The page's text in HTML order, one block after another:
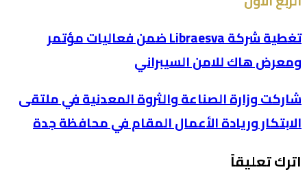
تغطية شركة Libraesva ضمن فعاليات مؤتمر
ومعرض هاك للامن السيبراني
شاركت وزارة الصناعة والثروة المعدنية في ملتقى
الابتكار وريادة الأعمال المقام في محافظة جدة
اترك تعليقاً